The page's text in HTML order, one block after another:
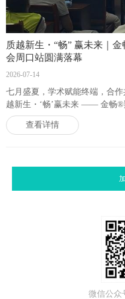
质越新生・“畅” 赢未来｜
会周口站圆满落幕
2026-07-14
七月盛夏，学术赋能终端，合作
越新生・‘畅’赢未来 —— 金畅®
答谢之旅” 于云台山风景区顺利
查看详情
微信公众